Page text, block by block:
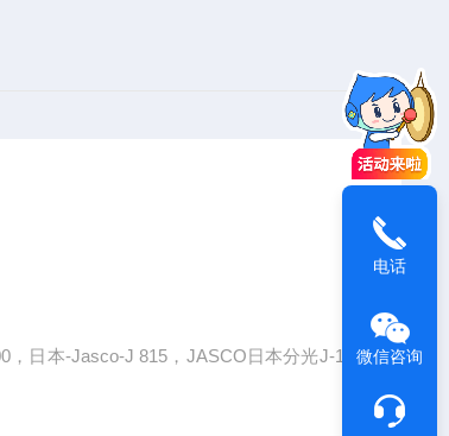
日本-Jasco-J 815，JASCO日本分光J-15
电话
微信咨询